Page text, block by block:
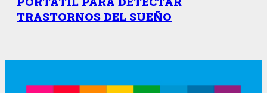
TRASTORNOS DEL SUEÑO